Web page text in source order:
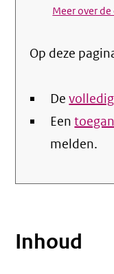
Meer over
Op deze
De
Een
melden.
Inhoud